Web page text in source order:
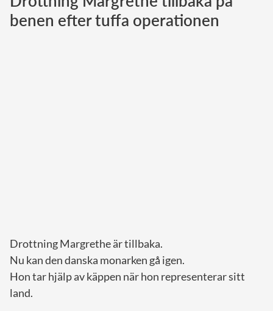
Norska kungahuset
benen efter tuffa operationen
Drottning Margrethe är tillbaka.
Nu kan den danska monarken gå igen.
Hon tar hjälp av käppen när hon representerar sitt
land.